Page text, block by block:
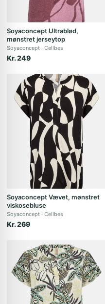
Soyaconcept Ultrablød,
mønstret jerseytop
Soyaconcept Cellbes
Kr. 249
Soyaconcept Vævet, mønstret
viskosebluse
Soyaconcept Cellbes
Kr. 269